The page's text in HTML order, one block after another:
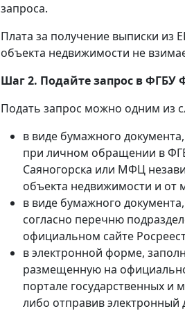
запроса.
Плата за получение выписки из
объекта недвижимости не
Шаг 2. Подайте запрос в ФГБУ
Подать запрос можно одним из
в виде бумажного
при личном обращении в
Саяногорска или МФЦ
объекта недвижимости и от
в виде бумажного
согласно перечню
официальном сайте
в электронной форме,
размещенную на
портале государственных и
либо отправив электронный